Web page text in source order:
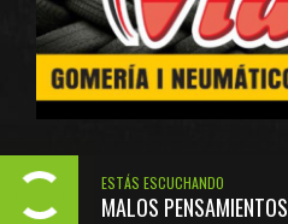
ESTÁS ESCUCHANDO
MALOS PENSAMIENTOS